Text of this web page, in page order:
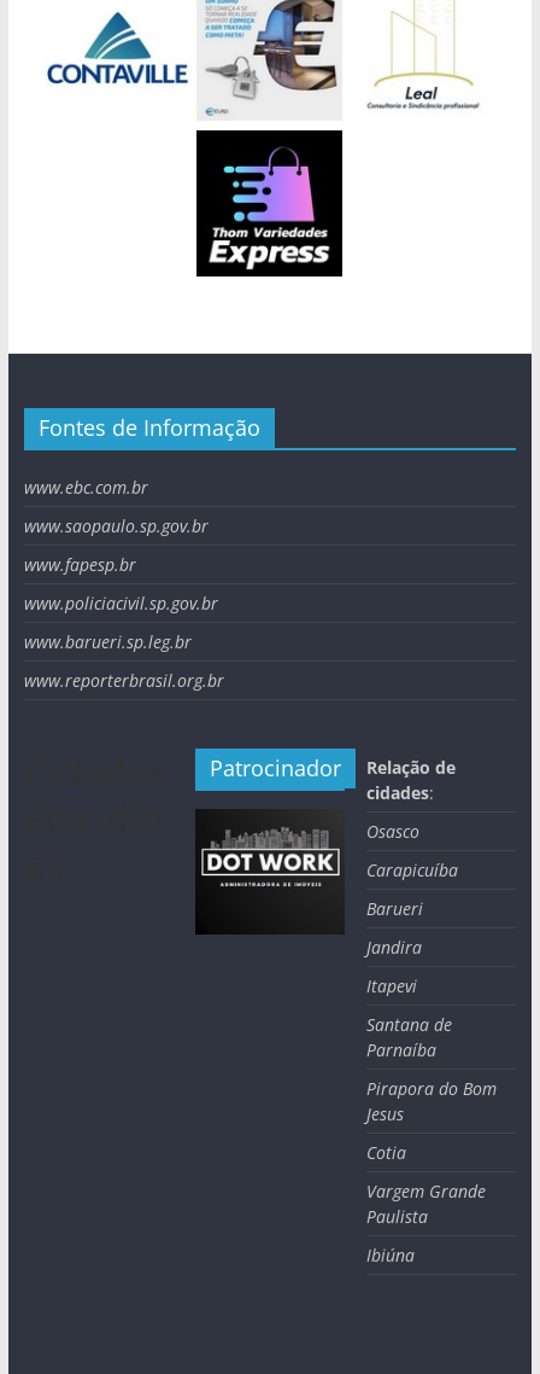
Fontes de Informação
www.ebc.com.br
www.saopaulo.sp.gov.br
www.fapesp.br
www.policiacivil.sp.gov.br
www.barueri.sp.leg.br
www.reporterbrasil.org.br
Patrocinador
Relação de
cidades:
Osasco
Carapicuíba
Barueri
Jandira
Itapevi
Santana de
Parnaíba
Pirapora do Bom
Jesus
Cotia
Vargem Grande
Paulista
Ibiúna